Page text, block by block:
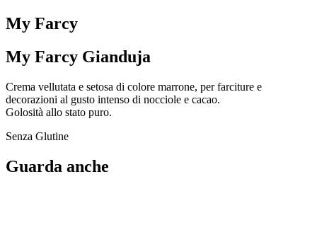
My Farcy
My Farcy Gianduja
Crema vellutata e setosa di colore marrone, per farciture e
decorazioni al gusto intenso di nocciole e cacao.
Golosità allo stato puro.
Senza Glutine
Guarda anche